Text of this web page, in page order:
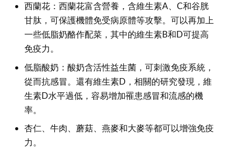
西蘭花：西蘭花富含營養，含維生素A、C和谷胱
甘肽，可保護機體免受病原體等攻擊。可以再加上
一些低脂奶酪作配菜，其中的維生素B和D可提高
免疫力。
低脂酸奶：酸奶含活性益生菌，可刺激免疫系統，
從而抗感冒。還有維生素D，相關的研究發現，維
生素D水平過低，容易增加罹患感冒和流感的機
率。
杏仁、牛肉、蘑菇、燕麥和大麥等都可以增強免疫
力。